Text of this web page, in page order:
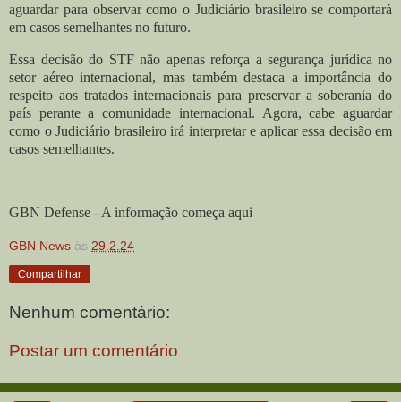
aguardar para observar como o Judiciário brasileiro se comportará
em casos semelhantes no futuro.
Essa decisão do STF não apenas reforça a segurança jurídica no
setor aéreo internacional, mas também destaca a importância do
respeito aos tratados internacionais para preservar a soberania do
país perante a comunidade internacional. Agora, cabe aguardar
como o Judiciário brasileiro irá interpretar e aplicar essa decisão em
casos semelhantes.
GBN Defense - A informação começa aqui
GBN News às 29.2.24
Compartilhar
Nenhum comentário:
Postar um comentário